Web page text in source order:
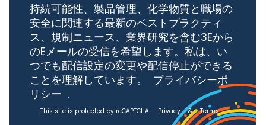
持続可能性、製品管理、化学物質と職場の
安全に関連する最新のベストプラクティ
ス、規制ニュース、業界研究を含む3Eから
のEメールの受信を希望します。私は、い
つでも配信設定の変更や配信停止ができる
ことを理解しています。
プライバシーポ
リシー .
This site is protected by reCAPTCHA. Privacy & Terms .